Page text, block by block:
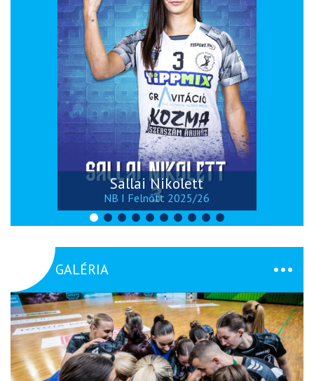
Sallai Nikolett
NB I Felnőtt 2025/26
GALÉRIA